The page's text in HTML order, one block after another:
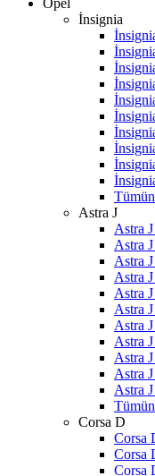
Opel
İnsignia
Astra J
Astra
Astra
Astra
Astra
Astra
Astra
Astra
Astra
Astra
Astra
Astra
Corsa D
Corsa
Corsa
Corsa